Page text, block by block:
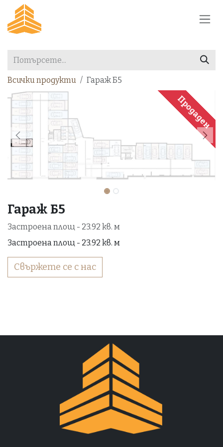
Преминете към съдържание
Всички продукти Гараж Б5
Продаден
Гараж Б5
Застроена площ - 23.92 кв. м
Застроена площ - 23.92 кв. м
Свържете се с нас